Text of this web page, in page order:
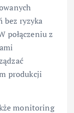
bez ryzyka
połączeniu z
produkcji
monitoring